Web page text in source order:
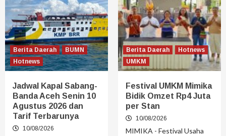
Berita Daerah
BUMN
Hotnews
Jadwal Kapal Sabang-
Banda Aceh Senin 10
Agustus 2026 dan
Tarif Terbarunya
10/08/2026
Berita Daerah
Hotnews
UMKM
Festival UMKM Mimika
Bidik Omzet Rp4 Juta
per Stan
10/08/2026
MIMIKA - Festival Usaha